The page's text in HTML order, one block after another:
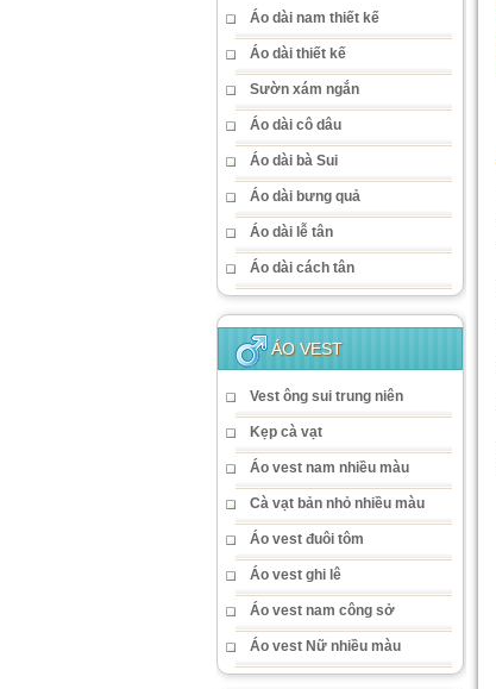
Áo dài nam thiết kế
Áo dài thiết kế
Sườn xám ngắn
Áo dài cô dâu
Áo dài bà Sui
Áo dài bưng quả
Áo dài lễ tân
Áo dài cách tân
ÁO VEST
Vest ông sui trung niên
Kẹp cà vạt
Áo vest nam nhiều màu
Cà vạt bản nhỏ nhiều màu
Áo vest đuôi tôm
Áo vest ghi lê
Áo vest nam công sở
Áo vest Nữ nhiều màu